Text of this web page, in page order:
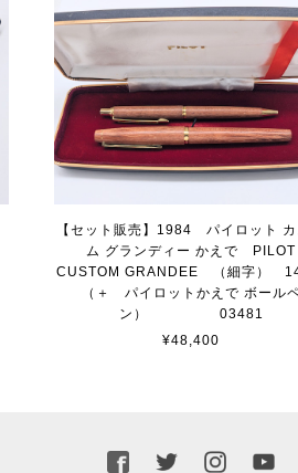
【セット販売】1984 パイロット カ
ム グランディー かえで PILOT
CUSTOM GRANDEE （細字）
（＋ パイロットかえで ボール
ン） 03481
¥48,400